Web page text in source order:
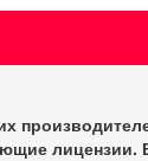
лицензии.